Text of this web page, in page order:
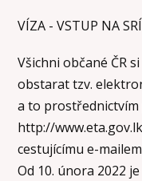
VÍZA - VSTUP NA
Všichni občané ČR
obstarat tzv.
a to
http://
cestujícímu e-
Od 10. února 2022